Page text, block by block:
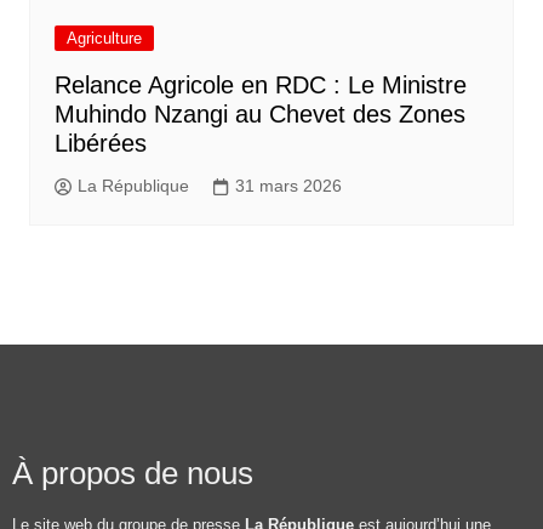
Agriculture
Relance Agricole en RDC : Le Ministre
Muhindo Nzangi au Chevet des Zones
Libérées
La République 31 mars 2026
À propos de nous
Le site web du groupe de presse La République est aujourd’hui une